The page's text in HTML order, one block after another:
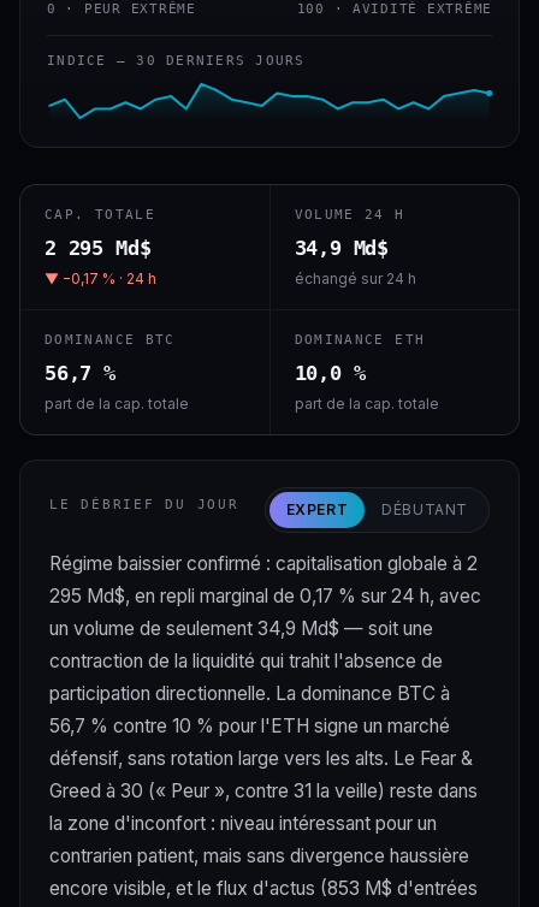
0 · PEUR EXTRÊME 100 · AVIDITÉ EXTRÊME
INDICE — 30 DERNIERS JOURS
CAP. TOTALE
2 295 Md$
▼ −0,17 % · 24 h
VOLUME 24 H
34,9 Md$
échangé sur 24 h
DOMINANCE BTC
56,7 %
part de la cap. totale
DOMINANCE ETH
10,0 %
part de la cap. totale
LE DÉBRIEF DU JOUR EXPERT DÉBUTANT
Régime baissier confirmé : capitalisation globale à 2
295 Md$, en repli marginal de 0,17 % sur 24 h, avec
un volume de seulement 34,9 Md$ — soit une
contraction de la liquidité qui trahit l'absence de
participation directionnelle. La dominance BTC à
56,7 % contre 10 % pour l'ETH signe un marché
défensif, sans rotation large vers les alts. Le Fear &
Greed à 30 (« Peur », contre 31 la veille) reste dans
la zone d'inconfort : niveau intéressant pour un
contrarien patient, mais sans divergence haussière
encore visible, et le flux d'actus (853 M$ d'entrées